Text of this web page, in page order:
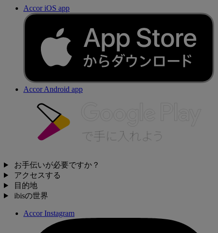
Accor iOS app
Accor Android app
お手伝いが必要ですか？
アクセスする
目的地
ibisの世界
Accor Instagram